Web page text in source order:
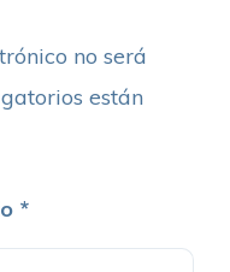
no será
están
*